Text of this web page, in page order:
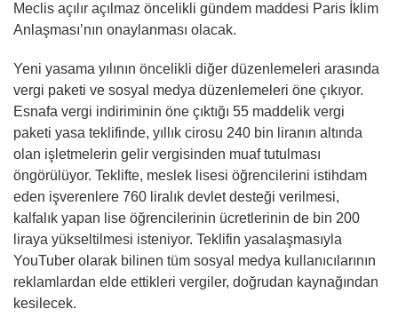
Meclis açılır açılmaz öncelikli gündem maddesi Paris İklim
Anlaşması’nın onaylanması olacak.
Yeni yasama yılının öncelikli diğer düzenlemeleri arasında
vergi paketi ve sosyal medya düzenlemeleri öne çıkıyor.
Esnafa vergi indiriminin öne çıktığı 55 maddelik vergi
paketi yasa teklifinde, yıllık cirosu 240 bin liranın altında
olan işletmelerin gelir vergisinden muaf tutulması
öngörülüyor. Teklifte, meslek lisesi öğrencilerini istihdam
eden işverenlere 760 liralık devlet desteği verilmesi,
kalfalık yapan lise öğrencilerinin ücretlerinin de bin 200
liraya yükseltilmesi isteniyor. Teklifin yasalaşmasıyla
YouTuber olarak bilinen tüm sosyal medya kullanıcılarının
reklamlardan elde ettikleri vergiler, doğrudan kaynağından
kesilecek.